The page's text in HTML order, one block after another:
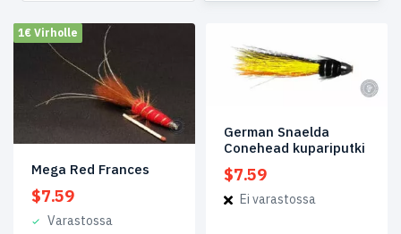
Coneheads(1)
Kupariputket(8)
Putket(8)
1€ Virholle
Mega Red Frances
$7.59
Varastossa
German Snaelda
Conehead kupariputki
$7.59
Ei varastossa